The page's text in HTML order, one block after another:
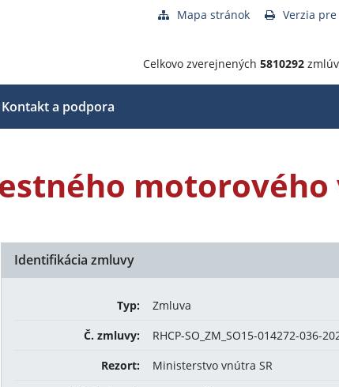
Mapa stránok Verzia
Celkovo zverejnených 5810292 zmlúv
Kontakt a podpora
motorového
Identifikácia zmluvy
Typ:
Zmluva
Č. zmluvy:
RHCP-SO_ZM_SO15-014272-036-
Rezort:
Ministerstvo vnútra SR